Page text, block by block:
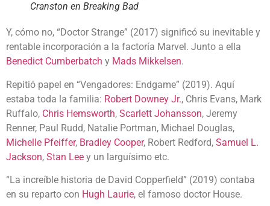
Cranston en Breaking Bad
Y, cómo no, “Doctor Strange” (2017) significó su inevitable y
rentable incorporación a la factoría Marvel. Junto a ella
Benedict Cumberbatch y Mads Mikkelsen.
Repitió papel en “Vengadores: Endgame” (2019). Aquí
estaba toda la familia: Robert Downey Jr., Chris Evans, Mark
Ruffalo, Chris Hemsworth, Scarlett Johansson, Jeremy
Renner, Paul Rudd, Natalie Portman, Michael Douglas,
Michelle Pfeiffer, Bradley Cooper, Robert Redford, Samuel L.
Jackson, Stan Lee y un larguísimo etc.
“La increíble historia de David Copperfield” (2019) contaba
en su reparto con Hugh Laurie, el famoso doctor House.